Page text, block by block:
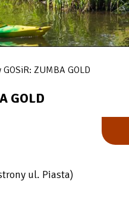
ZUMBA GOLD
GOLD
ul. Piasta)